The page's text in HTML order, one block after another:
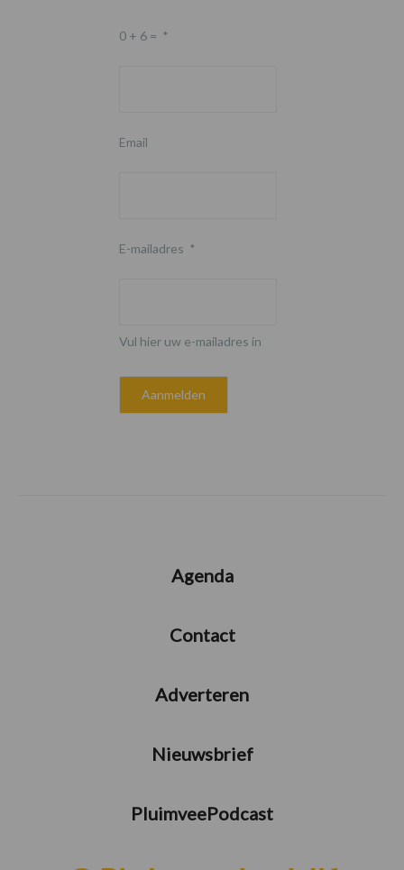
0 + 6 = *
Email
E-mailadres *
Vul hier uw e-mailadres in
Agenda
Contact
Adverteren
Nieuwsbrief
PluimveePodcast